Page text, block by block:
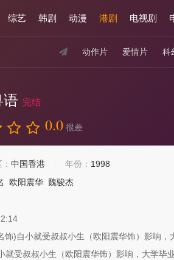
综艺 韩剧 动漫 港剧 电视剧
动作片 爱情片 科
语 完结
0.0 很差
中国香港 年份： 1998
欧阳震华 魏骏杰
饰)自小就受叔叔小生（欧阳震华饰）影响，
就受叔叔小生（欧阳震华饰）影响，大学毕